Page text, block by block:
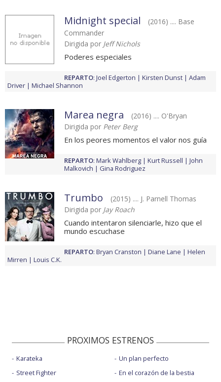
Midnight special
(2016) .... Base
Commander
Dirigida por Jeff Nichols
Poderes especiales
REPARTO: Joel Edgerton Kirsten Dunst
Adam
Driver
Michael Shannon
Marea negra
(2016) .... O'Bryan
Dirigida por Peter Berg
En los peores momentos el valor nos guía
REPARTO: Mark Wahlberg Kurt Russell
John
Malkovich
Gina Rodriguez
Trumbo
(2015) .... J. Parnell Thomas
Dirigida por Jay Roach
Cuando intentaron silenciarle, hizo que el
mundo escuchase
REPARTO: Bryan Cranston Diane Lane
Helen
Mirren
Louis C.K.
PROXIMOS ESTRENOS
Karateka
Street Fighter
Un plan perfecto
En el corazón de la bestia